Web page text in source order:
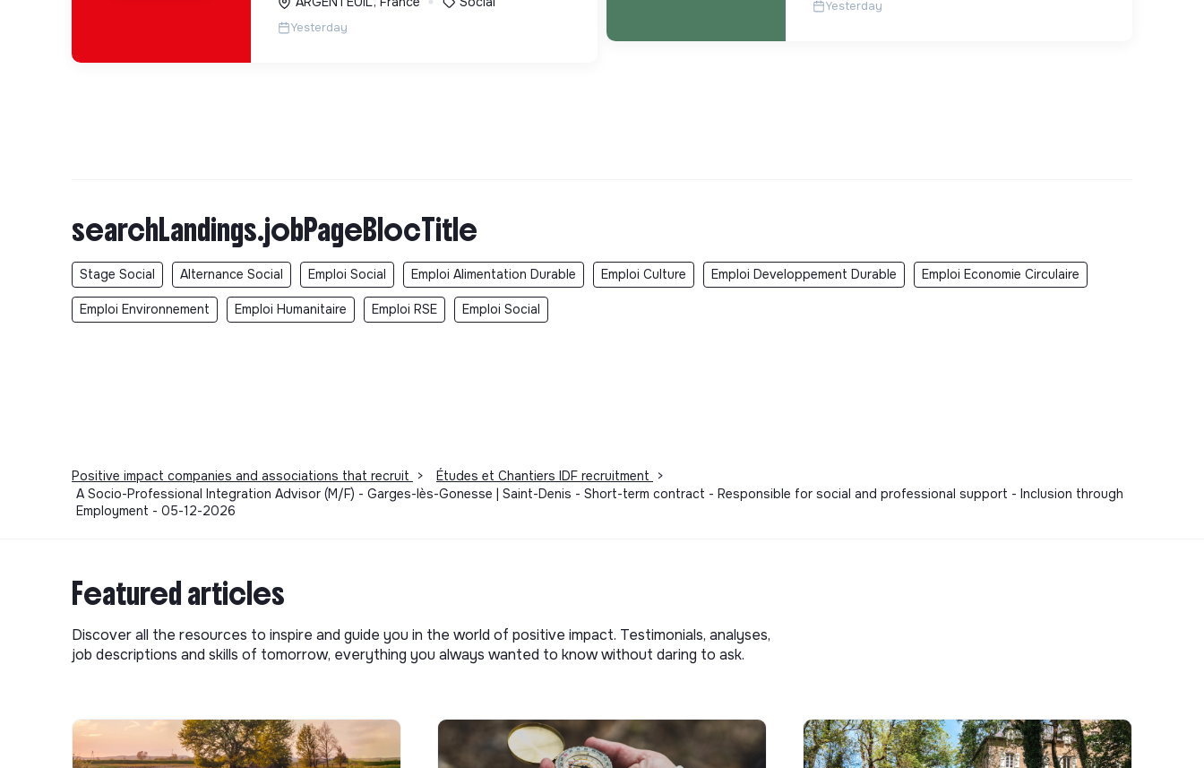
Yesterday
Yesterday
searchLandings.jobPageBlocTitle
Stage Social Alternance Social Emploi Social Emploi Alimentation Durable Emploi Culture Emploi Developpement Durable Emploi Economie Circulaire
Emploi Environnement Emploi Humanitaire Emploi RSE Emploi Social
Positive impact companies and associations that recruit > Études et Chantiers IDF recruitment
>
A Socio-Professional Integration Advisor (M/F) - Garges-lès-Gonesse | Saint-Denis - Short-term contract - Responsible for social and professional support - Inclusion through
Employment - 05-12-2026
Featured articles
Discover all the resources to inspire and guide you in the world of positive impact. Testimonials, analyses,
job descriptions and skills of tomorrow, everything you always wanted to know without daring to ask.